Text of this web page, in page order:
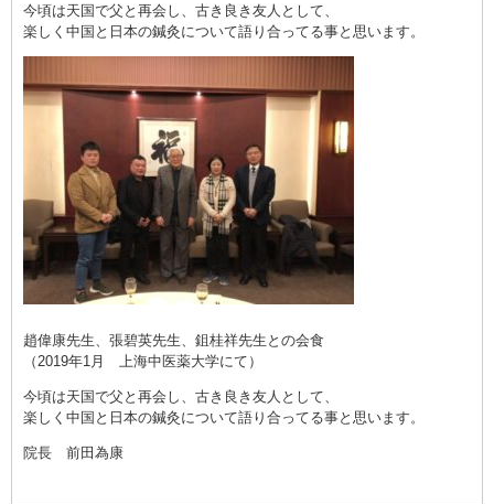
今頃は天国で父と再会し、古き良き友人として、
楽しく中国と日本の鍼灸について語り合ってる事と思います。
趙偉康先生、張碧英先生、鉏桂祥先生との会食
（2019年1月 上海中医薬大学にて）
今頃は天国で父と再会し、古き良き友人として、
楽しく中国と日本の鍼灸について語り合ってる事と思います。
院長 前田為康